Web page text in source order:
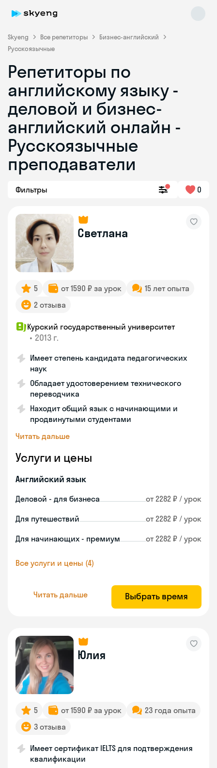
Skyeng Все репетиторы
Бизнес-английский
Русскоязычные
Репетиторы по
английскому языку -
деловой и бизнес-
английский онлайн -
Русскоязычные
преподаватели
Фильтры 0
Светлана
5 от 1590 ₽ за урок
15 лет опыта
2 отзыва
Курский государственный университет
• 2013 г.
Имеет степень кандидата педагогических
наук
Обладает удостоверением технического
переводчика
Находит общий язык с начинающими и
продвинутыми студентами
Читать дальше
Услуги и цены
Английский язык
Деловой - для бизнеса от 2282 ₽ / урок
Для путешествий от 2282 ₽ / урок
Для начинающих - премиум от 2282 ₽ / урок
Все услуги и цены (4)
Читать дальше Выбрать время
Юлия
5 от 1590 ₽ за урок
23 года опыта
3 отзыва
Имеет сертификат IELTS для подтверждения
квалификации
Skyeng Chat